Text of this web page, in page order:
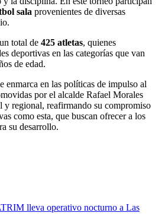
sala provenientes de diversas
total de 425 atletas, quienes
deportivas en las categorías que van
de edad.
enmarca en las políticas de impulso al
por el alcalde Rafael Morales
y regional, reafirmando su compromiso
como esta, que buscan ofrecer a los
su desarrollo.
lleva operativo nocturno a Las